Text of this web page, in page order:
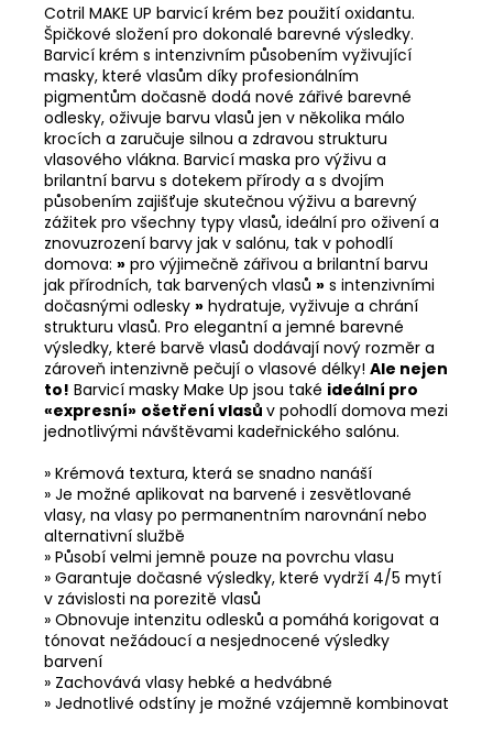
Cotril MAKE UP barvicí krém bez použití oxidantu.
Špičkové složení pro dokonalé barevné výsledky.
Barvicí krém s intenzivním působením vyživující
masky, které vlasům díky profesionálním
pigmentům dočasně dodá nové zářivé barevné
odlesky, oživuje barvu vlasů jen v několika málo
krocích a zaručuje silnou a zdravou strukturu
vlasového vlákna. Barvicí maska pro výživu a
brilantní barvu s dotekem přírody a s dvojím
působením zajišťuje skutečnou výživu a barevný
zážitek pro všechny typy vlasů, ideální pro oživení a
znovuzrození barvy jak v salónu, tak v pohodlí
domova: » pro výjimečně zářivou a brilantní barvu
jak přírodních, tak barvených vlasů » s intenzivními
dočasnými odlesky » hydratuje, vyživuje a chrání
strukturu vlasů. Pro elegantní a jemné barevné
výsledky, které barvě vlasů dodávají nový rozměr a
zároveň intenzivně pečují o vlasové délky! Ale nejen
to! Barvicí masky Make Up jsou také ideální pro
«expresní» ošetření vlasů v pohodlí domova mezi
jednotlivými návštěvami kadeřnického salónu.
» Krémová textura, která se snadno nanáší
» Je možné aplikovat na barvené i zesvětlované
vlasy, na vlasy po permanentním narovnání nebo
alternativní službě
» Působí velmi jemně pouze na povrchu vlasu
» Garantuje dočasné výsledky, které vydrží 4/5 mytí
v závislosti na porezitě vlasů
» Obnovuje intenzitu odlesků a pomáhá korigovat a
tónovat nežádoucí a nesjednocené výsledky
barvení
» Zachovává vlasy hebké a hedvábné
» Jednotlivé odstíny je možné vzájemně kombinovat